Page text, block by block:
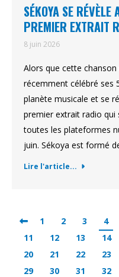
SÉKOYA SE
PREMIER EXTRAIT
8 juin 2026
Alors que cette
récemment célébré ses
planète musicale et se
premier extrait radio
toutes les plateformes
juin. Sékoya est formé
Lire l'article...
1 2 3 4
11
12 13 14
20
21 22 23
29
30 31 32